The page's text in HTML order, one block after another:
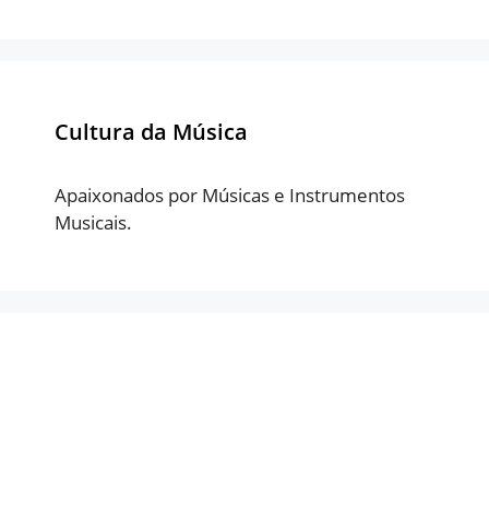
Cultura da Música
Apaixonados por Músicas e Instrumentos
Musicais.